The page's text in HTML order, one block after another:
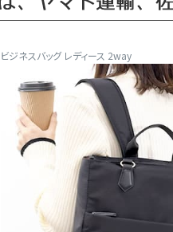
ビジネスバッグ レディース 2way